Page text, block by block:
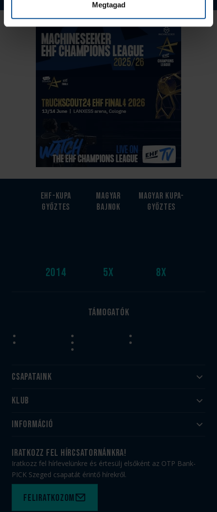
Megtagad
EHF-Kupa
győztes
2014
Magyar
bajnok
5x
Magyar kupa-
győztes
8x
Támogatók
Csapataink
Felnőtt
Utánpótlás
Klub
#HandballFamily
Munkatársaink
PICK Aréna
Sajtóakkreditáció
Információ
Jegy- és bérletvásárlás
Webshop
Felhasználási feltételek
iratkozz fel hírcsatornánkra!
Iratkozz fel hírlevelünkre és értesülj elsőként az OTP Bank-
PICK Szeged csapatát érintő hírekről.
Feliratkozom